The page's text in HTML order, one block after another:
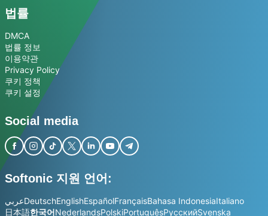
법률
DMCA
법률 정보
이용약관
Privacy Policy
쿠키 정책
쿠키 설정
Social media
Softonic 지원 언어:
عربيDeutschEnglishEspañolFrançaisBahasa IndonesiaItaliano
日本語한국어NederlandsPolskiPortuguêsРусскийSvenska